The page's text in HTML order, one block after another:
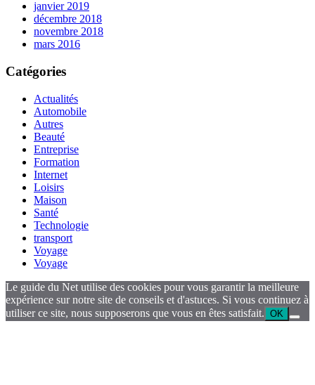
janvier 2019
décembre 2018
novembre 2018
mars 2016
Catégories
Actualités
Automobile
Autres
Beauté
Entreprise
Formation
Internet
Loisirs
Maison
Santé
Technologie
transport
Voyage
Voyage
Le guide du Net utilise des cookies pour vous garantir la meilleure
expérience sur notre site de conseils et d'astuces. Si vous continuez à
utiliser ce site, nous supposerons que vous en êtes satisfait. OK